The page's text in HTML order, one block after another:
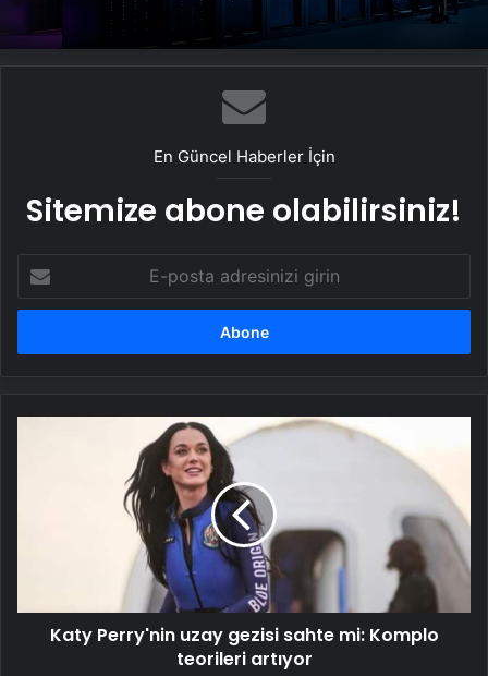
En Güncel Haberler İçin
Sitemize abone olabilirsiniz!
posta
adresinizi
artıyor
Katy Perry'nin uzay gezisi sahte mi: Komplo
teorileri artıyor